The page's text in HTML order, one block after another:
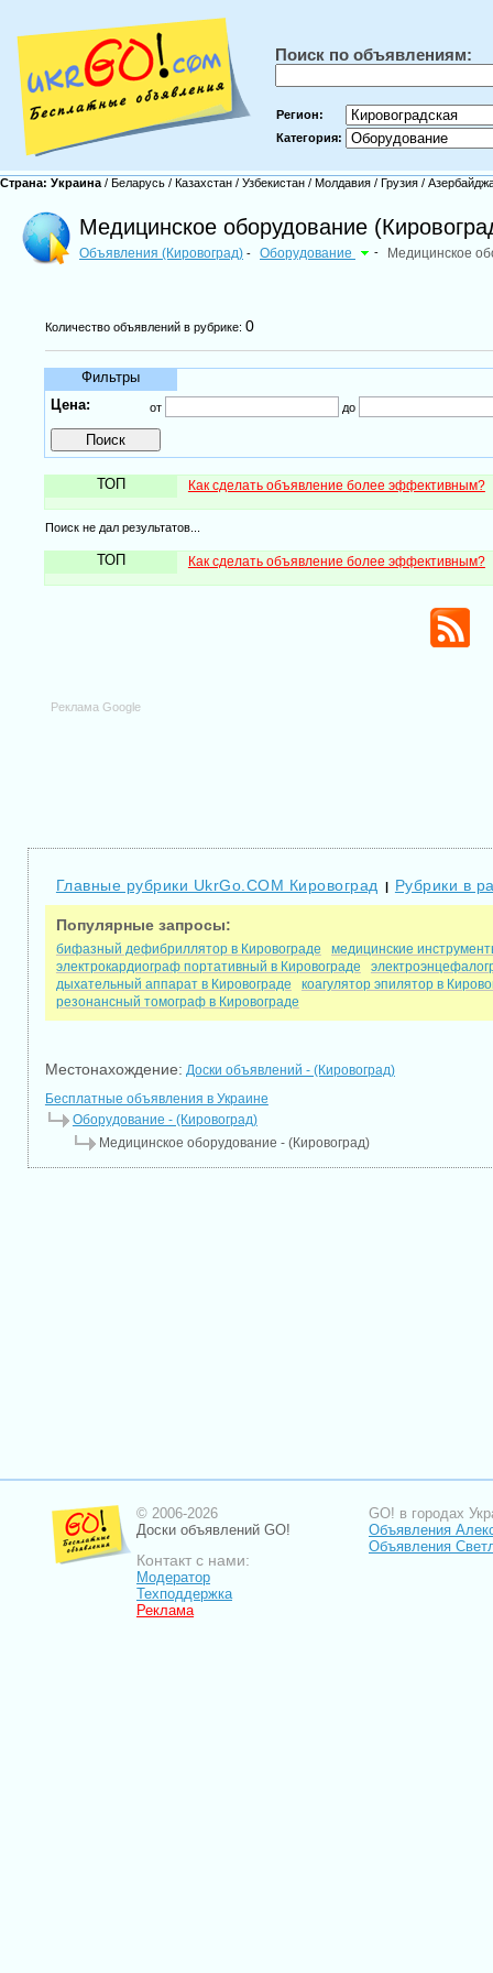
Поиск по объявлениям:
Регион:
Категория:
Страна: Украина / Беларусь / Казахстан / Узбекистан / Молдавия / Грузия /
Медицинское оборудование
Объявления (Кировоград) - Оборудование - Медицинское
Количество объявлений в рубрике: 0
Фильтры
Цена:
от до
ТОП Как сделать объявление более эффективным?
Поиск не дал результатов...
ТОП Как сделать объявление более эффективным?
Реклама Google
Главные рубрики UkrGo.COM Кировоград | Рубрики в
Популярные запросы:
бифазный дефибриллятор в Кировограде
медицинские
электрокардиограф портативный в Кировограде
дыхательный аппарат в Кировограде
коагулятор эпилятор в
резонансный томограф в Кировограде
Местонахождение: Доски объявлений - (Кировоград)
Бесплатные объявления в Украине
Оборудование - (Кировоград)
Медицинское оборудование - (Кировоград)
© 2006-2026
Доски объявлений GO!
Контакт с нами:
Модератор
Техподдержка
Реклама
GO! в городах
Объявления
Объявления